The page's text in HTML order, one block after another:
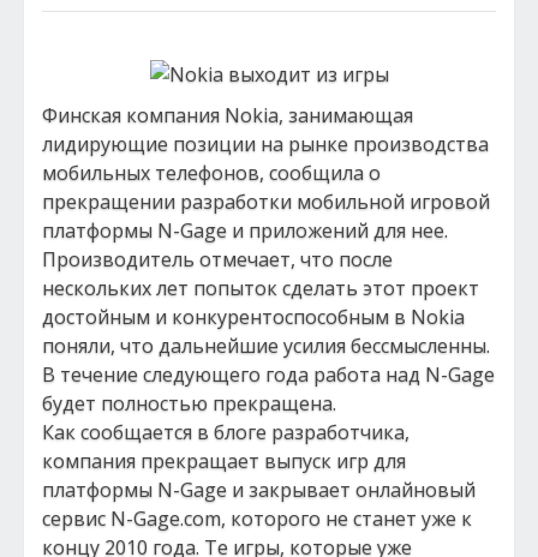
Финская компания Nokia, занимающая
лидирующие позиции на рынке производства
мобильных телефонов, сообщила о
прекращении разработки мобильной игровой
платформы N-Gage и приложений для нее.
Производитель отмечает, что после
нескольких лет попыток сделать этот проект
достойным и конкурентоспособным в Nokia
поняли, что дальнейшие усилия бессмысленны.
В течение следующего года работа над N-Gage
будет полностью прекращена.
Как сообщается в блоге разработчика,
компания прекращает выпуск игр для
платформы N-Gage и закрывает онлайновый
сервис N-Gage.com, которого не станет уже к
концу 2010 года. Те игры, которые уже